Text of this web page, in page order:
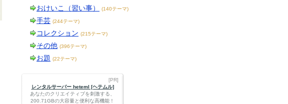
おけいこ（習い事） (140テーマ)
手芸 (244テーマ)
コレクション (215テーマ)
その他 (396テーマ)
お題 (22テーマ)
[PR]
レンタルサーバー heteml [ヘテムル]
あなたのクリエイティブを刺激する、
200.71GBの大容量と便利な高機能！